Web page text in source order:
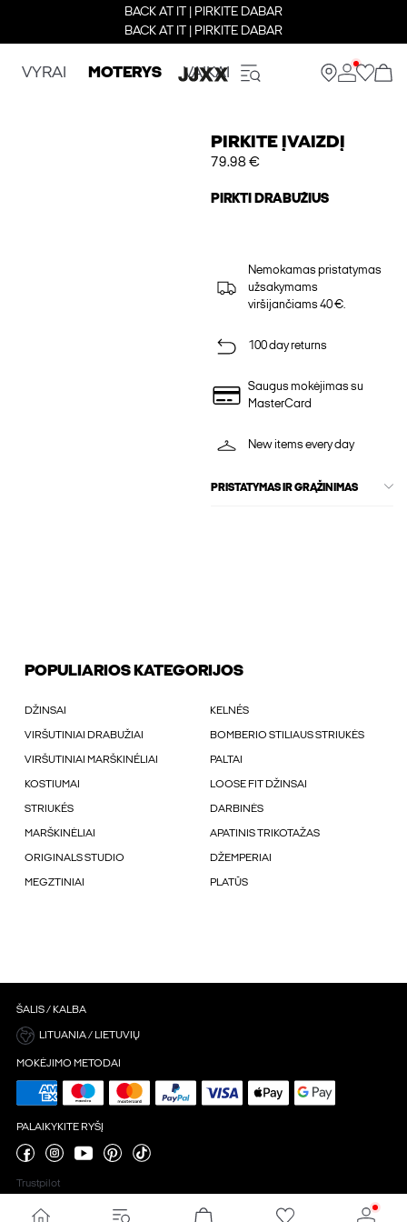
BACK AT IT | PIRKITE DABAR
BACK AT IT | PIRKITE DABAR
VYRAI MOTERYS VAIKAI
PIRKITE ĮVAIZDĮ
79.98 €
PIRKTI DRABUŽIUS
Nemokamas pristatymas
užsakymams
viršijančiams 40 €.
100 day returns
Saugus mokėjimas su
MasterCard
New items every day
PRISTATYMAS IR GRĄŽINIMAS
POPULIARIOS KATEGORIJOS
DŽINSAI KELNÉS
VIRŠUTINIAI DRABUŽIAI BOMBERIO STILIAUS STRIUKĖS
VIRŠUTINIAI MARŠKINÉLIAI PALTAI
KOSTIUMAI LOOSE FIT DŽINSAI
STRIUKÉS DARBINĖS
MARŠKINĖLIAI APATINIS TRIKOTAŽAS
ORIGINALS STUDIO DŽEMPERIAI
MEGZTINIAI PLATŪS
ŠALIS / KALBA
LITUANIA / LIETUVIŲ
MOKĖJIMO METODAI
PALAIKYKITE RYŠĮ
Trustpilot